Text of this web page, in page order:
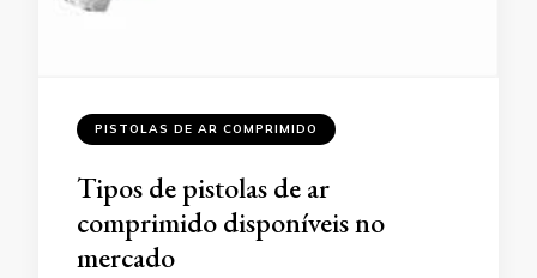
PISTOLAS DE AR COMPRIMIDO
Tipos de pistolas de ar
comprimido disponíveis no
mercado